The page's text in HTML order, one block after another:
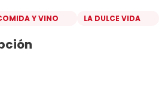
Y VINO LA DULCE VIDA